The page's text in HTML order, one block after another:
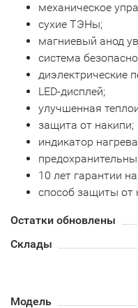
механическое
сухие ТЭНы;
магниевый анод
система
диэлектрические
LED-дисплей;
улучшенная
защита от накипи;
индикатор
10 лет гарантии
способ защиты от
Остатки обновлены
Склады
Модель